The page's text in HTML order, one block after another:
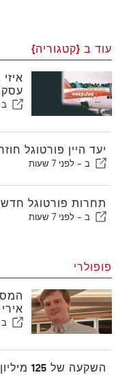
עוד ב {קטגוריה}
יעד היין פורטוגל
ב - לפני 7 שעות
תחרות פורטוגל
ב - לפני 7 שעות
פופולרי
השקעה של 125 מיליון אירו בפיתוח אלגרבה